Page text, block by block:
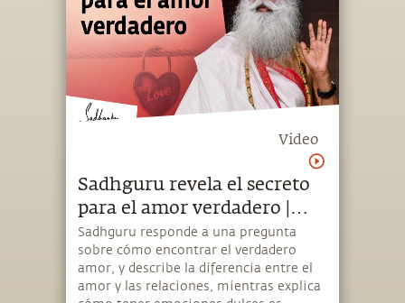
Video
Sadhguru revela el secreto
para el amor verdadero |
Sadhguru
Sadhguru responde a una pregunta
sobre cómo encontrar el verdadero
amor, y describe la diferencia entre el
amor y las relaciones, mientras explica